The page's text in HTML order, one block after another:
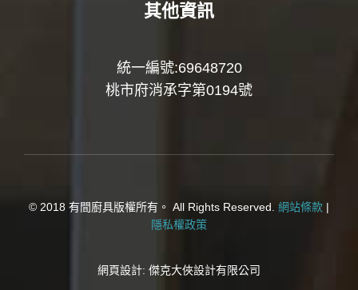
其他資訊
統一編號:69648720
桃市府消承字第0194號
© 2018 有間廚具版權所有。 All Rights Reserved. 網站條款 |
隱私權政策
網頁設計: 傑克大俠設計有限公司